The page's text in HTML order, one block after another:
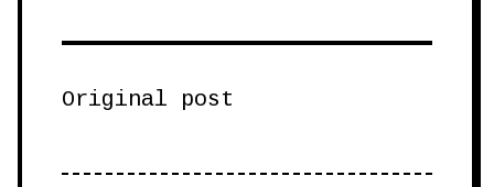
Original post